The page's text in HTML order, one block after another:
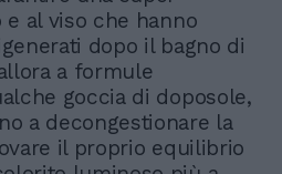
al viso che hanno
dopo il bagno di
a formule
goccia di doposole,
a decongestionare la
il proprio equilibrio